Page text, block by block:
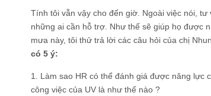
Tính tôi vẫn vậy cho đến giờ. Ngoài việc nói,
những ai cần hỗ trợ. Như thế sẽ giúp họ được
mưa này, tôi thử trả lời các câu hỏi của chị
có 5 ý:
1. Làm sao HR có thể đánh giá được năng lực
công việc của UV là như thế nào ?